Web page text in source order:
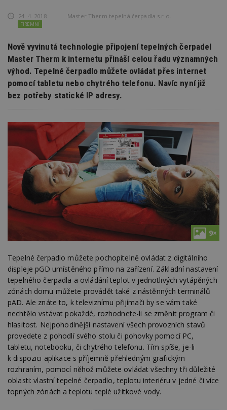
24. 4. 2018 Master Therm tepelná čerpadla s.r.o.
FIREMNÍ
Nově vyvinutá technologie připojení tepelných čerpadel
Master Therm k internetu přináší celou řadu významných
výhod. Tepelné čerpadlo můžete ovládat přes internet
pomocí tabletu nebo chytrého telefonu. Navíc nyní již
bez potřeby statické IP adresy.
9×
Tepelné čerpadlo můžete pochopitelně ovládat z digitálního
displeje pGD umístěného přímo na zařízení. Základní nastavení
tepelného čerpadla a ovládání teplot v jednotlivých vytápěných
zónách domu můžete provádět také z nástěnných terminálů
pAD. Ale znáte to, k televiznímu přijímači by se vám také
nechtělo vstávat pokaždé, rozhodnete-li se změnit program či
hlasitost. Nejpohodlnější nastavení všech provozních stavů
provedete z pohodlí svého stolu či pohovky pomocí PC,
tabletu, notebooku, či chytrého telefonu. Tím spíše, je-li
k dispozici aplikace s příjemně přehledným grafickým
rozhraním, pomocí něhož můžete ovládat všechny tři důležité
oblasti: vlastní tepelné čerpadlo, teplotu interiéru v jedné či více
topných zónách a teplotu teplé užitkové vody.